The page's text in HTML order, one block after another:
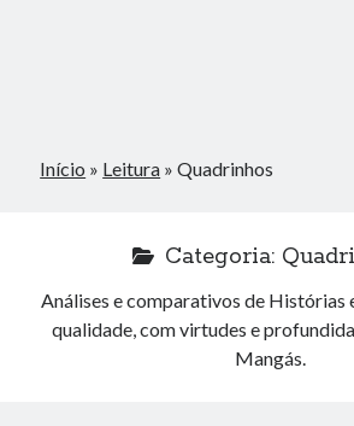
Início » Leitura »Quadrinhos
Categoria:
Análises e comparativos de Histórias
qualidade, com virtudes e
Mangás.